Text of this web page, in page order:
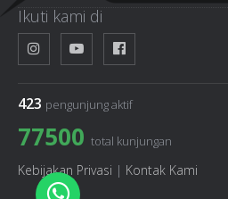
Ikuti kami di
423 pengunjung aktif
77500 total kunjungan
Kebijakan Privasi | Kontak Kami